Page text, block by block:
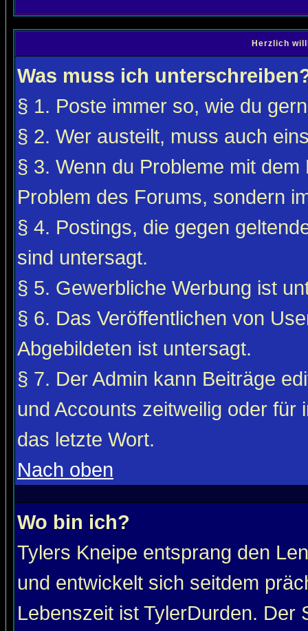
Herzlich
Was muss ich
§ 1. Poste immer so, wie du
§ 2. Wer austeilt, muss auch
§ 3. Wenn du Probleme mit
Problem des Forums, sondern
§ 4. Postings, die gegen
sind untersagt.
§ 5. Gewerbliche Werbung ist
§ 6. Das Veröffentlichen von
Abgebildeten ist untersagt.
§ 7. Der Admin kann Beiträge
und Accounts zeitweilig oder
das letzte Wort.
Nach oben
Wo bin ich?
Tylers Kneipe entsprang den
und entwickelt sich seitdem
Lebenszeit ist TylerDurden. Der